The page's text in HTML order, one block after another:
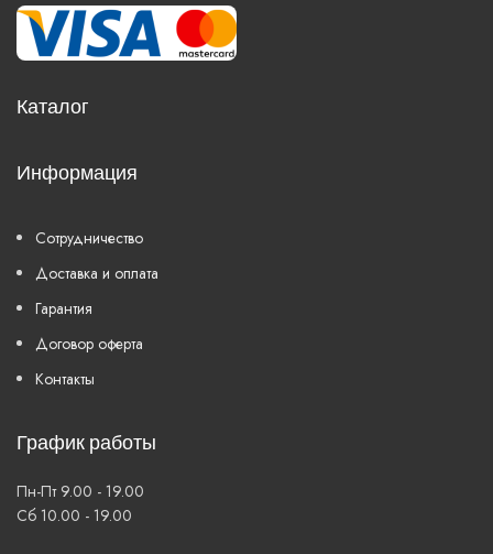
Каталог
Информация
Сотрудничество
Доставка и оплата
Гарантия
Договор оферта
Контакты
График работы
Пн-Пт 9.00 - 19.00
Сб 10.00 - 19.00